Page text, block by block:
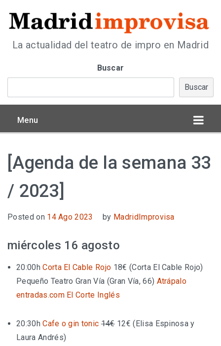
La actualidad del teatro de impro en Madrid
Buscar
Buscar
Menu
[Agenda de la semana 33
/ 2023]
Posted on 14 Ago 2023 by MadridImprovisa
miércoles 16 agosto
20:00h Corta El Cable Rojo 18€ (Corta El Cable Rojo)
Pequeño Teatro Gran Vía (Gran Vía, 66) Atrápalo
entradas.com El Corte Inglés
20:30h Cafe o gin tonic 14€12€ (Elisa Espinosa y
Laura Andrés)